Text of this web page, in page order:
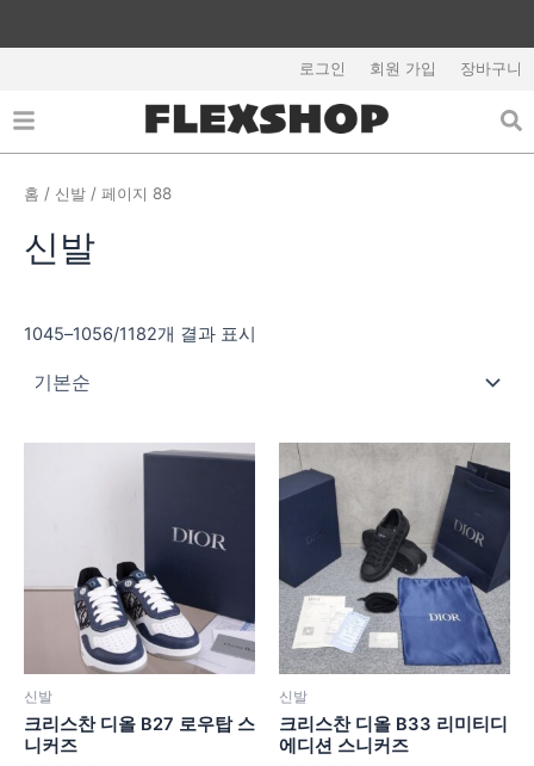
건
너
로그인 회원 가입 장바구니
홈 / 신발 / 페이지 88
신발
1045–1056/1182개 결과 표시
신발
크리스찬 디올 B27 로우탑 스
니커즈
신발
크리스찬 디올 B33 리미티디
에디션 스니커즈